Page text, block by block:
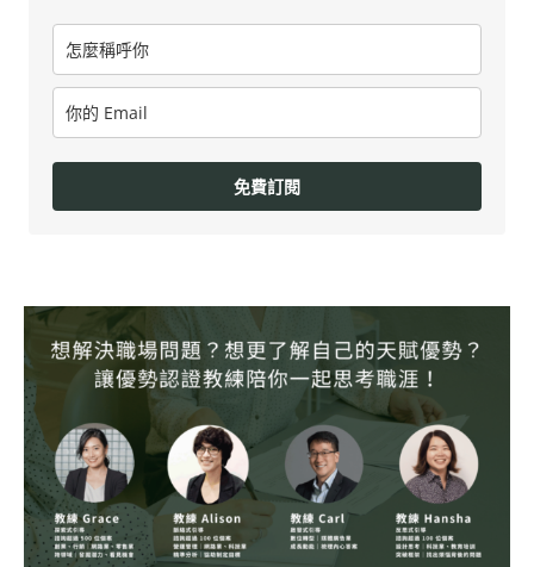
免費訂閱